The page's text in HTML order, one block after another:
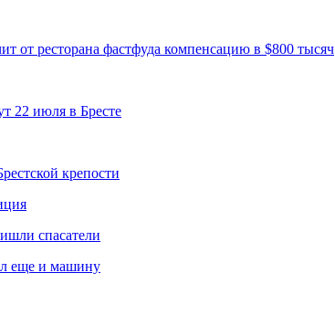
от ресторана фастфуда компенсацию в $800 тысяч
22 июля в Бресте
крепости
спасатели
еще и машину